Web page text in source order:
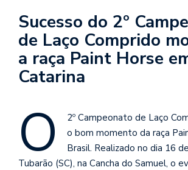
Sucesso do 2º
de Laço Comprido
a raça Paint Horse
Catarina
O
2º Campeonato de Laço
o bom momento da raça
Brasil. Realizado no dia 16
Tubarão (SC), na Cancha do Samuel, o